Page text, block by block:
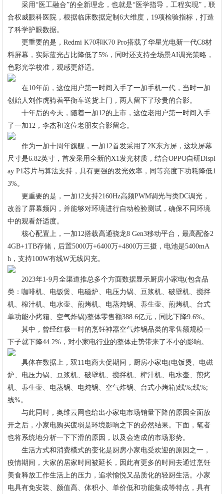
采用“医工融合”的全新理念，也就是“医学指导，工程实现”，联
合权威眼科医院，根据临床数据定制6大维度，19项检验指标，打造
了科学护眼数据。
更重要的是，Redmi K70和K70 Pro搭载了华星光电新一代C8材
料屏幕，实际蓝光占比降低了5%，同时还支持全场景AI调光策略，
色彩光学校准，观感更舒适。
在10年前，这位用户第一时间入手了一加手机一代，当时一加
创始人刘作虎骑着平衡车送货上门，两人留下了珍贵的合影。
十年后的今天，随着一加12的上市，这位老用户第一时间入手
了一加12，李杰和这位老朋友合影留念。
作为一加十周年旗舰，一加12首发采用了2K东方屏，这块屏幕
尺寸是6.82英寸，首发采用全新的X1发光材质，结合OPPO自研Displ
ay P1芯片与算法支持，具有更强的发光效率，同等亮度下功耗降低1
3%。
更重要的是，一加12支持2160Hz高频PWM调光与类DC调光，
改善了屏幕频闪，并能够对环境进行自动检验测试，确保不同环境
中的观看舒适度。
核心配置上，一加12搭载高通骁龙8 Gen3移动平台，最高配备2
4GB+1TB存储，后置5000万+6400万+4800万三摄，电池是5400mA
h，支持100W有线W无线闪充。
2023年1-9月全渠道推总多个方面数据显示厨房小家电(包含品
类：咖啡机、电饭煲、电磁炉、电压力锅、豆浆机、破壁机、搅拌
机、榨汁机、电水壶、煎烤机、电蒸炖锅、养生壶、煎烤机、台式
单功能小烤箱、空气炸锅)整体零售额388.6亿元，同比下降9.6%。
其中，曾经红极一时的烹饪神器空气炸锅品类的零售额规模一
下子就下降44.2%，对小家电行业的整体走势带来了不小的影响。
具体在数据上，双11电商大促期间，厨房小家电(电饭煲、电磁
炉、电压力锅、豆浆机、破壁机、搅拌机、榨汁机、电水壶、煎烤
机、养生壶、电蒸锅、电炖锅、空气炸锅、台式小烤箱)线%;线%;
线%。
与此同时，奥维云网也给出小家电市场销量下降的原因全面放
开之后，小家电购买疲弱是环境影响之下的必然结果。下面，笔者
也将系统地分析一下下滑的原因，以及会造成的市场形势。
生活方式和消费模式的变化是厨房小家电受欢迎的原因之一，
疫情期间，大家的居家时间被延长，因此有更多的时间去通过烹饪
美食释放工作生活上的压力，追求愉悦又品质化的轻厨生活。小家
电具有免安装、颜值高、体积小、单价低和功能集成等特点，具有